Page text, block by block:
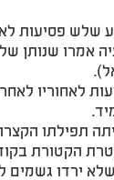
שלש פסיעות
אמרו שנותן
לאחוריו
תפילתו
הקטורת
ירדו גשמים